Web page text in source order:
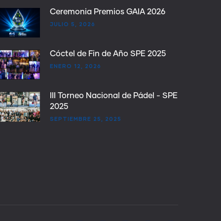
Ceremonia Premios GAIA 2026
JULIO 5, 2026
Cóctel de Fin de Año SPE 2025
ENERO 12, 2026
III Torneo Nacional de Pádel - SPE
2025
SEPTIEMBRE 25, 2025